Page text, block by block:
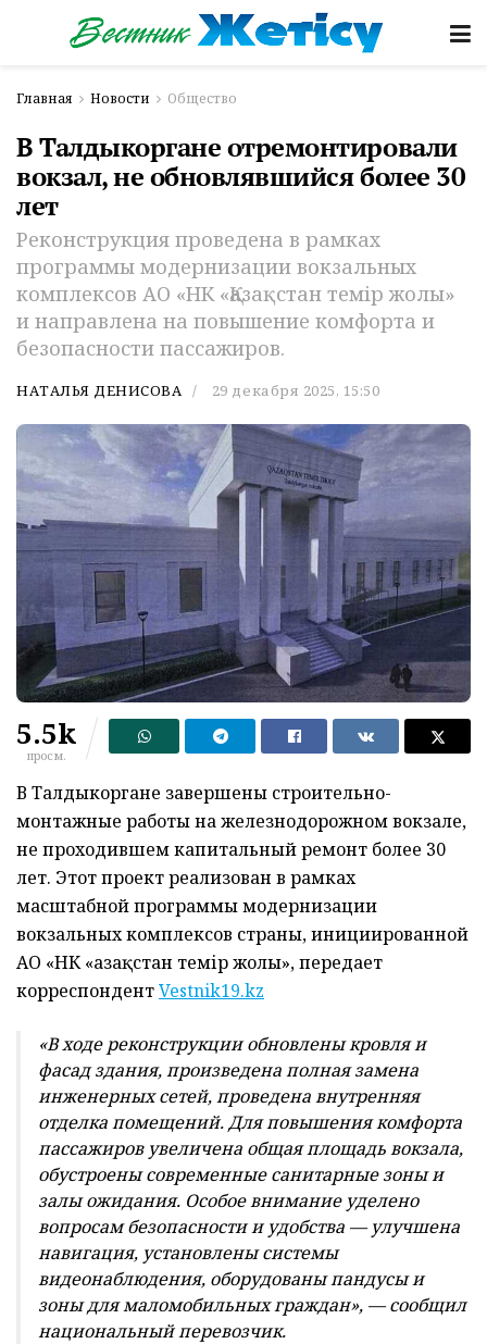
Главная Новости Общество
В Талдыкоргане отремонтировали
вокзал, не обновлявшийся более 30
лет
Реконструкция проведена в рамках
программы модернизации вокзальных
комплексов АО «НК «Қазақстан темір жолы»
и направлена на повышение комфорта и
безопасности пассажиров.
НАТАЛЬЯ ДЕНИСОВА 29 декабря 2025, 15:50
5.5k
просм.
В Талдыкоргане завершены строительно-
монтажные работы на железнодорожном вокзале,
не проходившем капитальный ремонт более 30
лет. Этот проект реализован в рамках
масштабной программы модернизации
вокзальных комплексов страны, инициированной
АО «НК «Қазақстан темір жолы», передает
корреспондентVestnik19.kz
«В ходе реконструкции обновлены кровля и
фасад здания, произведена полная замена
инженерных сетей, проведена внутренняя
отделка помещений. Для повышения комфорта
пассажиров увеличена общая площадь вокзала,
обустроены современные санитарные зоны и
залы ожидания. Особое внимание уделено
вопросам безопасности и удобства — улучшена
навигация, установлены системы
видеонаблюдения, оборудованы пандусы и
зоны для маломобильных граждан», — сообщил
национальный перевозчик.